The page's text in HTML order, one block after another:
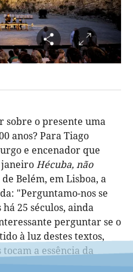
sobre o presente uma
anos? Para Tiago
e encenador que
janeiroHécuba, não
Belém, em Lisboa, a
"Perguntamo-nos se
25 séculos, ainda
perguntar se o
à luz destes textos,
a essência da